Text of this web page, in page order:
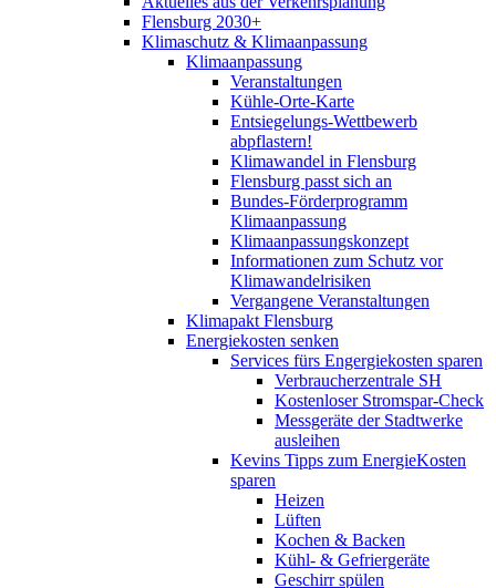
Flensburg 2030+
Klimaschutz & Klimaanpassung
Klimaanpassung
Veranstaltungen
Kühle-Orte-Karte
Entsiegelungs-Wettbewerb
abpflastern!
Klimawandel in Flensburg
Flensburg passt sich an
Bundes-Förderprogramm
Klimaanpassung
Klimaanpassungskonzept
Informationen zum Schutz vor
Klimawandelrisiken
Vergangene Veranstaltungen
Klimapakt Flensburg
Energiekosten senken
Services fürs Engergiekosten sparen
Verbraucherzentrale SH
Kostenloser Stromspar-Check
Messgeräte der Stadtwerke
ausleihen
Kevins Tipps zum EnergieKosten
sparen
Heizen
Lüften
Kochen & Backen
Kühl- & Gefriergeräte
Geschirr spülen